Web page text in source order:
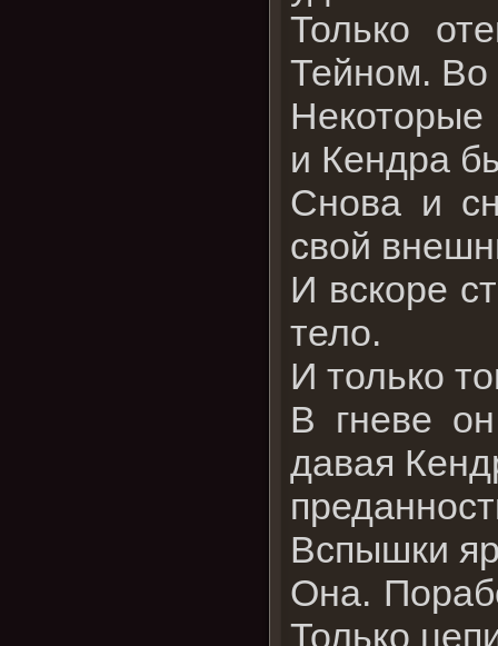
Только
Тейном. Во
Некоторые
и Кендра
Снова и
свой
И вскоре
тело.
И только
В гневе
давая
Вспышки
Она.
Только